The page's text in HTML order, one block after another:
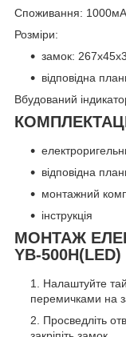
Споживання:
Розміри:
замок:
відповідна
Вбудований
відповідна
монтажний
інструкція
МОНТАЖ
YB-500H(LED)
Налаштуйте
перемичками на
Просведліть